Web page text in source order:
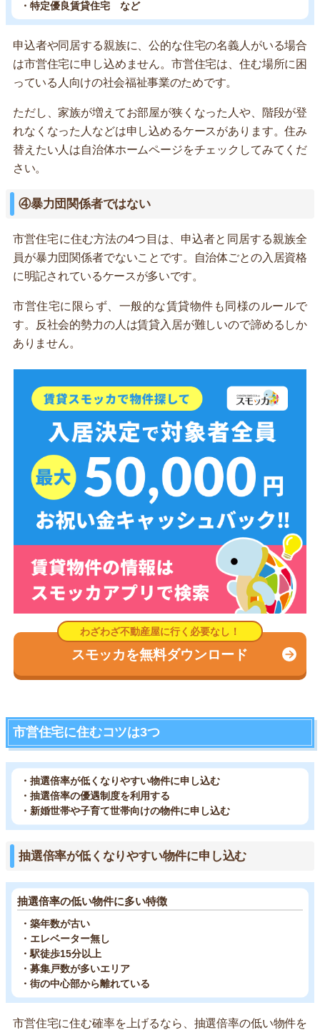
・特定優良賃貸住宅 など
申込者や同居する親族に、公的な住宅の名義人がいる場合
は市営住宅に申し込めません。市営住宅は、住む場所に困
っている人向けの社会福祉事業のためです。
ただし、家族が増えてお部屋が狭くなった人や、階段が登
れなくなった人などは申し込めるケースがあります。住み
替えたい人は自治体ホームページをチェックしてみてくだ
さい。
④暴力団関係者ではない
市営住宅に住む方法の4つ目は、申込者と同居する親族全
員が暴力団関係者でないことです。自治体ごとの入居資格
に明記されているケースが多いです。
市営住宅に限らず、一般的な賃貸物件も同様のルールで
す。反社会的勢力の人は賃貸入居が難しいので諦めるしか
ありません。
スモッカを無料ダウンロード
市営住宅に住むコツは3つ
・抽選倍率が低くなりやすい物件に申し込む
・抽選倍率の優遇制度を利用する
・新婚世帯や子育て世帯向けの物件に申し込む
抽選倍率が低くなりやすい物件に申し込む
抽選倍率の低い物件に多い特徴
・築年数が古い
・エレベーター無し
・駅徒歩15分以上
・募集戸数が多いエリア
・街の中心部から離れている
市営住宅に住む確率を上げるなら、抽選倍率の低い物件を